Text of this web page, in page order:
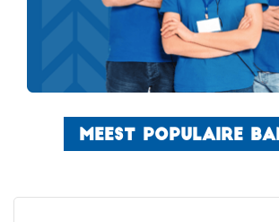
MEEST POPULAIRE